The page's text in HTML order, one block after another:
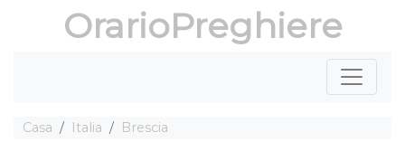
OrarioPreghiere
Casa Italia Brescia